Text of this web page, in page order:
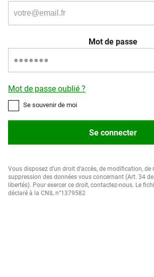
Mot de passe
Mot de passe oublié ?
Se souvenir de moi
Se connecter
Vous disposez d’un droit d’accès, de modification,
suppression des données vous concernant (Art. 34
libertés). Pour exercer ce droit, contactez-nous. Le
déclaré à la CNIL n°1379582